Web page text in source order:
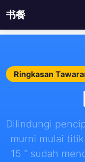
书餐
Ringkasan
Dilindungi
murni mulai
15 “ sudah